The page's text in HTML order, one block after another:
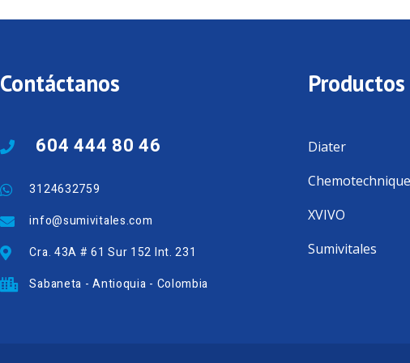
Contáctanos
604 444 80 46
3124632759
info@sumivitales.com
Cra. 43A # 61 Sur 152 Int. 231
Sabaneta - Antioquia - Colombia
Productos
Diater
Chemotechnique
XVIVO
Sumivitales